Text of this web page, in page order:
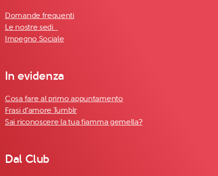
Domande frequenti
Le nostre sedi
Impegno Sociale
In evidenza
Cosa fare al primo appuntamento
Frasi d'amore Tumblr
Sai riconoscere la tua fiamma gemella?
Dal Club